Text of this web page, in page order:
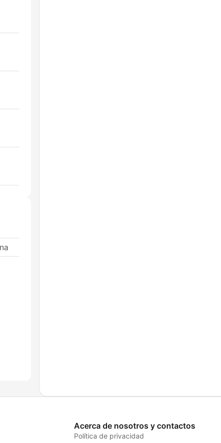
Acerca de nosotros y contactos
Política de privacidad